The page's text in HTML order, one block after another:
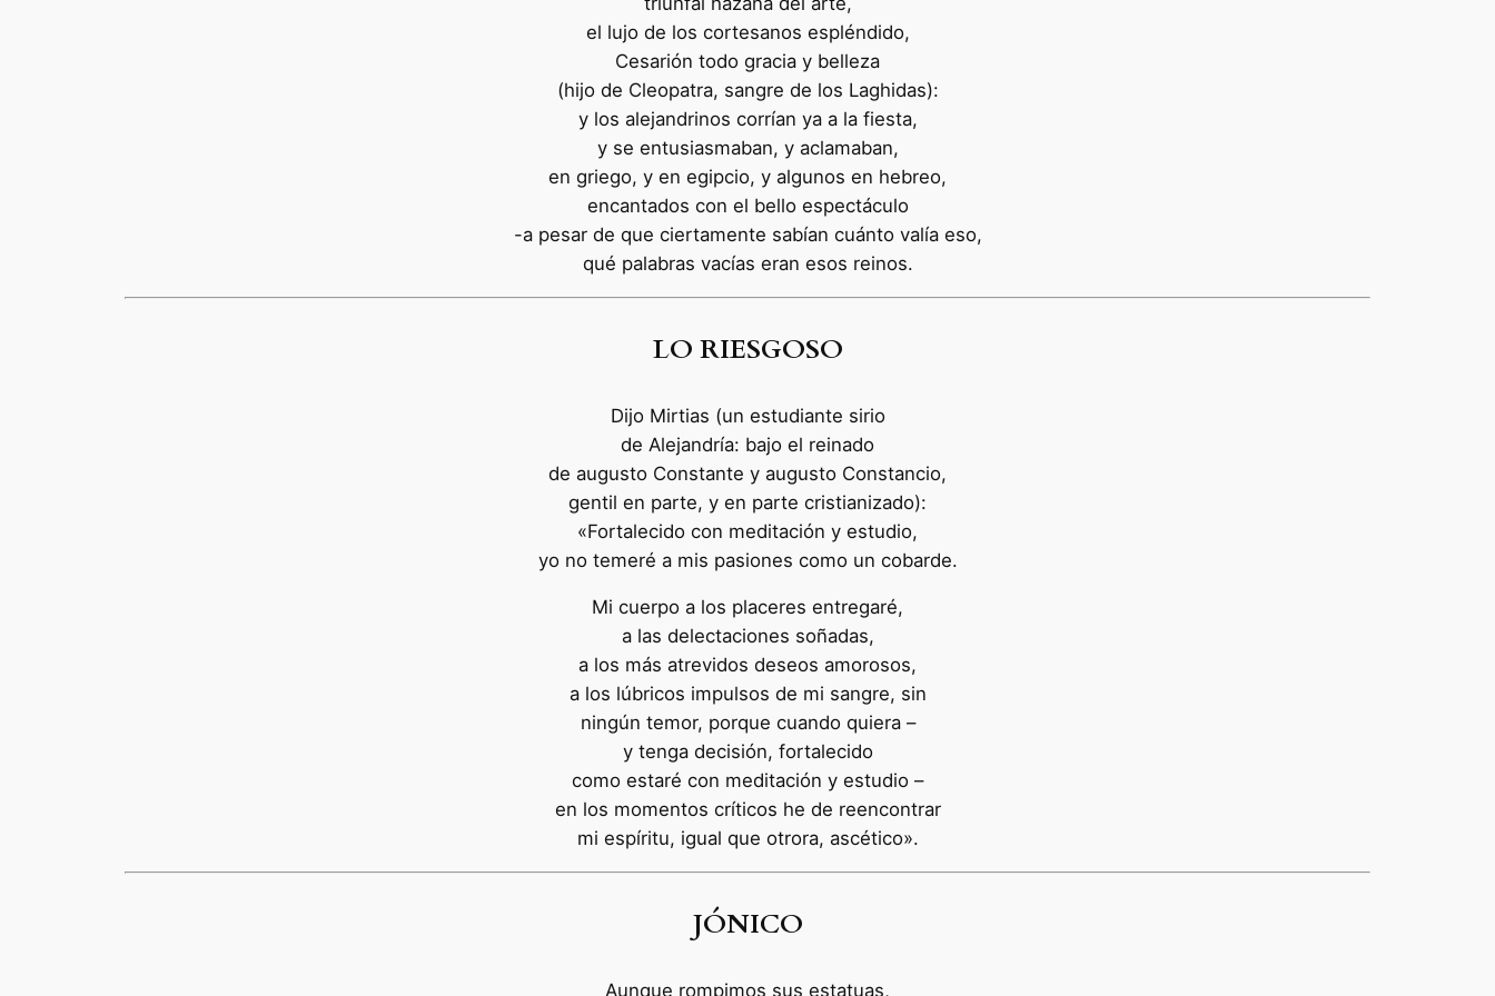
el lujo de los cortesanos espléndido,
Cesarión todo gracia y belleza
(hijo de Cleopatra, sangre de los Laghidas):
y los alejandrinos corrían ya a la fiesta,
y se entusiasmaban, y aclamaban,
en griego, y en egipcio, y algunos en hebreo,
encantados con el bello espectáculo
-a pesar de que ciertamente sabían cuánto valía eso,
qué palabras vacías eran esos reinos.
LO RIESGOSO
Dijo Mirtias (un estudiante sirio
de Alejandría: bajo el reinado
de augusto Constante y augusto Constancio,
gentil en parte, y en parte cristianizado):
«Fortalecido con meditación y estudio,
yo no temeré a mis pasiones como un cobarde.
Mi cuerpo a los placeres entregaré,
a las delectaciones soñadas,
a los más atrevidos deseos amorosos,
a los lúbricos impulsos de mi sangre, sin
ningún temor, porque cuando quiera –
y tenga decisión, fortalecido
como estaré con meditación y estudio –
en los momentos críticos he de reencontrar
mi espíritu, igual que otrora, ascético».
JÓNICO
Aunque rompimos sus estatuas,